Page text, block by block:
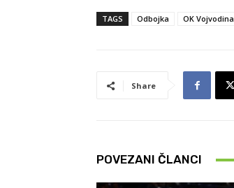
TAGS Odbojka OK Vojvodina
Share
POVEZANI ČLANCI